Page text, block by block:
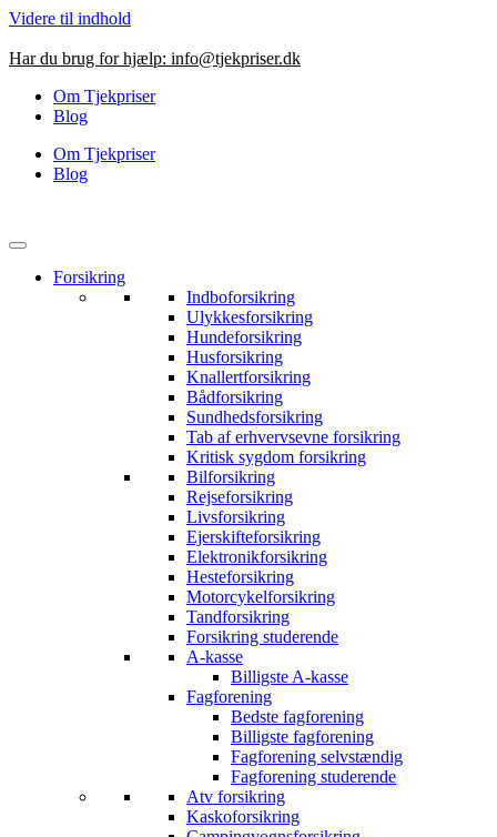
Videre til indhold
Har du brug for hjælp: info@tjekpriser.dk
Om Tjekpriser
Blog
Om Tjekpriser
Blog
Forsikring
Indboforsikring
Ulykkesforsikring
Hundeforsikring
Husforsikring
Knallertforsikring
Bådforsikring
Sundhedsforsikring
Tab af erhvervsevne forsikring
Kritisk sygdom forsikring
Bilforsikring
Rejseforsikring
Livsforsikring
Ejerskifteforsikring
Elektronikforsikring
Hesteforsikring
Motorcykelforsikring
Tandforsikring
Forsikring studerende
A-kasse
Billigste A-kasse
Fagforening
Bedste fagforening
Billigste fagforening
Fagforening selvstændig
Fagforening studerende
Atv forsikring
Kaskoforsikring